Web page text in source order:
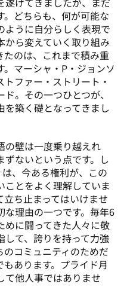
どちらも、何が可能な
ように自分らしく表現で
から変えていく取り組み
のは、これまで積み重
マーシャ・P・ジョンソ
ファー・ストリート・
。その一つひとつが、
築く礎となってきまし
の壁は一度乗り越えれ
ないという点です。し
、今ある権利が、この
ことをよく理解していま
ち止まってはいけませ
な理由の一つです。毎年6
めに闘ってきた人々に敬
して、誇りを持って力強
コミュニティのためだ
あります。プライド月
て他人事ではありませ